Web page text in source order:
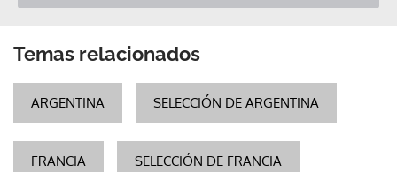
Temas relacionados
ARGENTINA SELECCIÓN DE ARGENTINA
FRANCIA SELECCIÓN DE FRANCIA